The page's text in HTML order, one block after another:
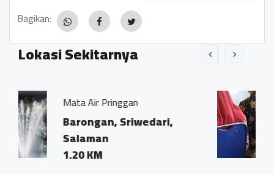
Bagikan:
Lokasi Sekitarnya
RM Enak
Jalan raya
purworeji
0.86 KM